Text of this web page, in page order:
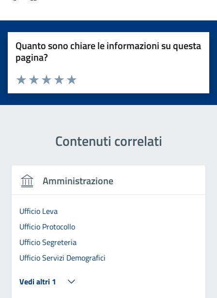
Quanto sono chiare le informazioni su questa
pagina?
Valuta 5 stelle su 5
Valuta 4 stelle su 5
Valuta 3 stelle su 5
Valuta 2 stelle su 5
Valuta 1 stelle su 5
Contenuti correlati
Amministrazione
Ufficio Leva
Ufficio Protocollo
Ufficio Segreteria
Ufficio Servizi Demografici
Vedi altri 1